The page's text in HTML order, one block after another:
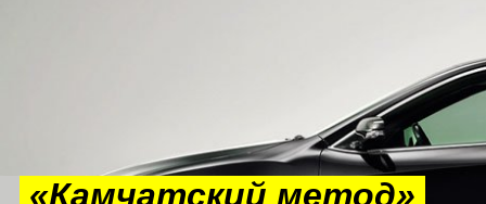
«Камчатский метод»